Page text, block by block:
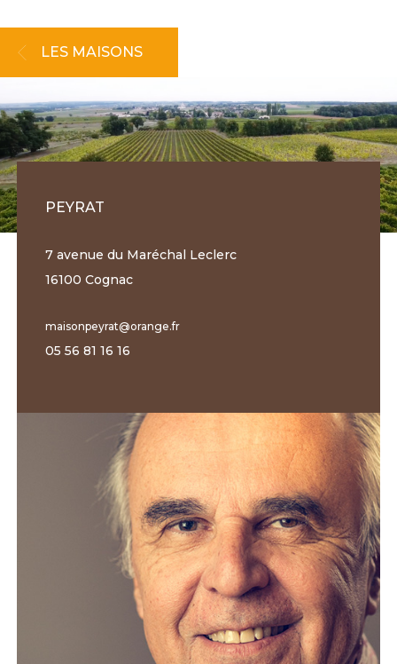
LES MAISONS
PEYRAT
7 avenue du Maréchal Leclerc
16100 Cognac
maisonpeyrat@orange.fr
05 56 81 16 16